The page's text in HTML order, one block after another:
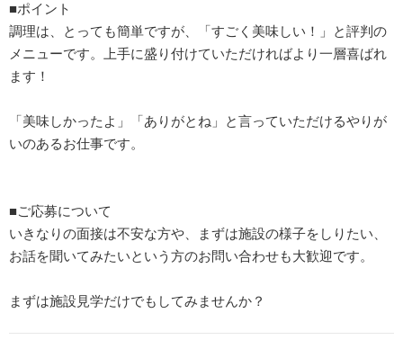
■ポイント
調理は、とっても簡単ですが、「すごく美味しい！」と評判の
メニューです。上手に盛り付けていただければより一層喜ばれ
ます！
「美味しかったよ」「ありがとね」と言っていただけるやりが
いのあるお仕事です。
■ご応募について
いきなりの面接は不安な方や、まずは施設の様子をしりたい、
お話を聞いてみたいという方のお問い合わせも大歓迎です。
まずは施設見学だけでもしてみませんか？